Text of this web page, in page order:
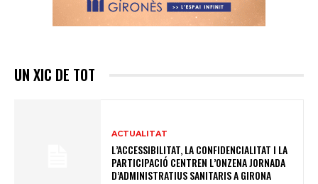
UN XIC DE TOT
ACTUALITAT
L’ACCESSIBILITAT, LA CONFIDENCIALITAT I LA
PARTICIPACIÓ CENTREN L’ONZENA JORNADA
D’ADMINISTRATIUS SANITARIS A GIRONA